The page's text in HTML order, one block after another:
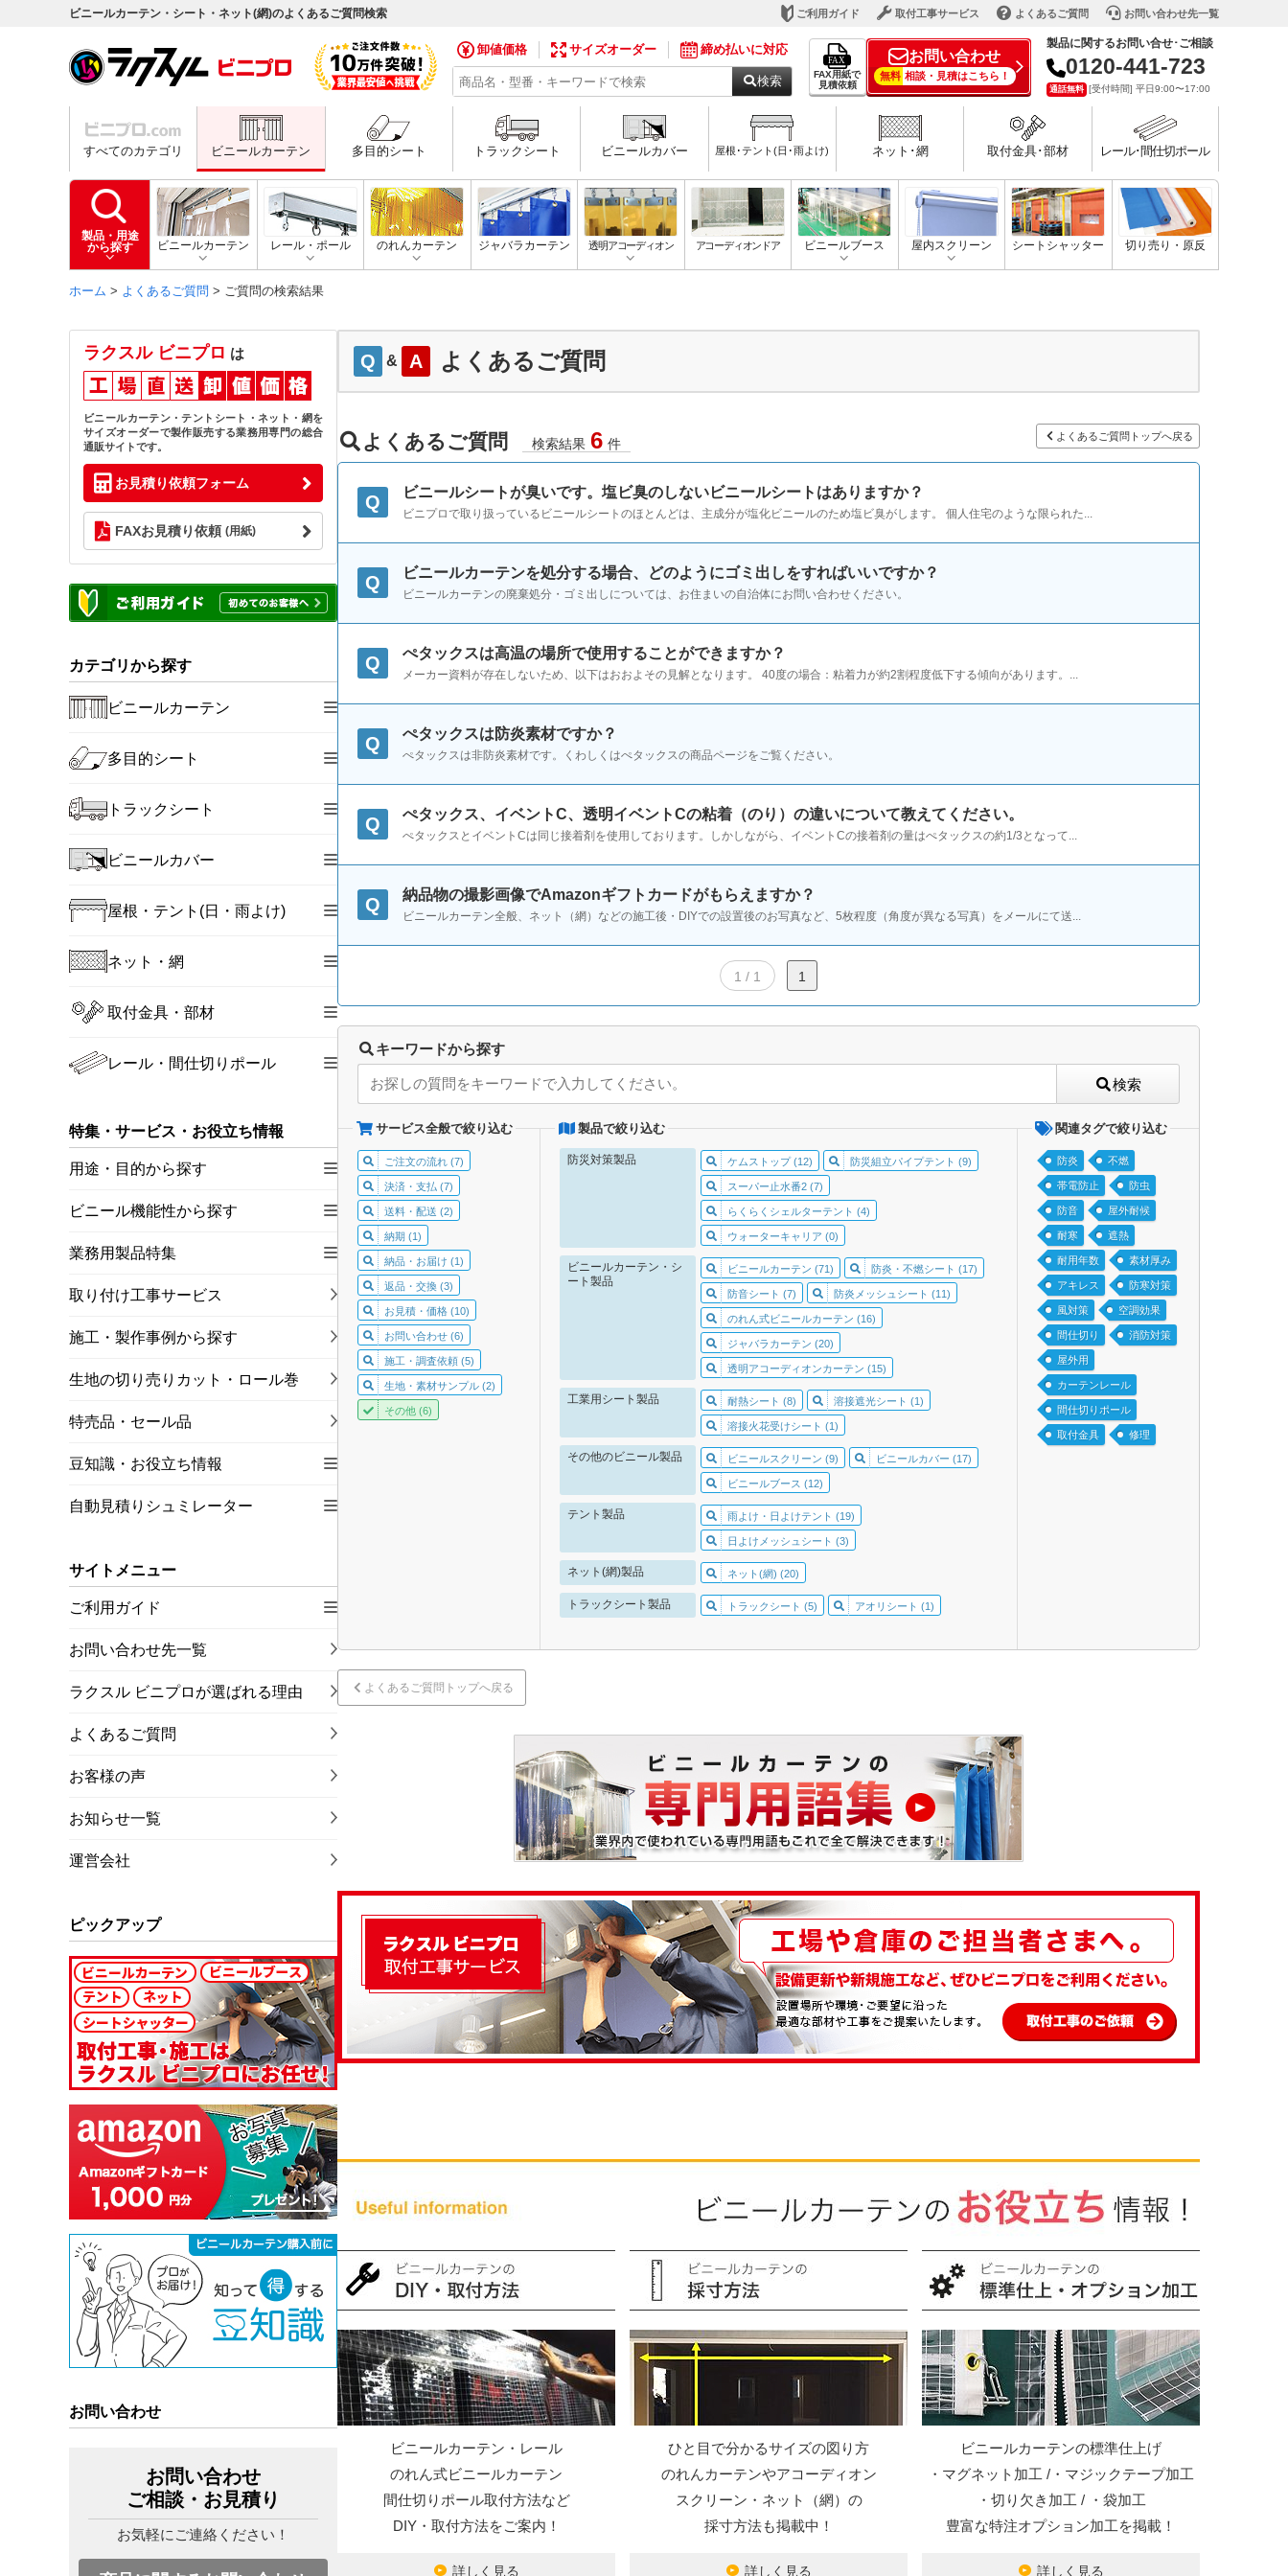
ビニールカーテン・シート・ネット(網)のよくあるご質問検索 ご利用ガイド 取付工事サービス よくあるご質問 お問い合わせ先一覧
卸値価格 サイズオーダー 締め払いに対応
検索
FAX用紙で
見積依頼
お問い合わせ
無料 相談・見積はこちら！
製品に関するお問い合せ･ご相談
0120-441-723
通話無料 [受付時間] 平日9:00〜17:00
すべてのカテゴリ ビニールカーテン 多目的シート トラックシート ビニールカバー 屋根･テント(日･雨よけ) ネット･網 取付金具･部材 レール･間仕切ポール
製品・用途
から探す
ビニールカーテン レール・ポール のれんカーテン ジャバラカーテン 透明アコーディオン アコーディオンドア ビニールブース 屋内スクリーン シートシャッター 切り売り・原反
ホーム > よくあるご質問 > ご質問の検索結果
Q & A よくあるご質問
よくあるご質問 検索結果 6 件
よくあるご質問トップへ戻る
Q ビニールシートが臭いです。塩ビ臭のしないビニールシートはありますか？
ビニプロで取り扱っているビニールシートのほとんどは、主成分が塩化ビニールのため塩ビ臭がします。 個人住宅のような限られた...
Q ビニールカーテンを処分する場合、どのようにゴミ出しをすればいいですか？
ビニールカーテンの廃棄処分・ゴミ出しについては、お住まいの自治体にお問い合わせください。
Q ぺタックスは高温の場所で使用することができますか？
メーカー資料が存在しないため、以下はおおよその見解となります。 40度の場合：粘着力が約2割程度低下する傾向があります。...
Q ぺタックスは防炎素材ですか？
ぺタックスは非防炎素材です。くわしくはぺタックスの商品ページをご覧ください。
Q ぺタックス、イベントC、透明イベントCの粘着（のり）の違いについて教えてください。
ぺタックスとイベントCは同じ接着剤を使用しております。しかしながら、イベントCの接着剤の量はぺタックスの約1/3となって...
Q 納品物の撮影画像でAmazonギフトカードがもらえますか？
ビニールカーテン全般、ネット（網）などの施工後・DIYでの設置後のお写真など、5枚程度（角度が異なる写真）をメールにて送...
1 / 1 1
キーワードから探す
検索
サービス全般で絞り込む
ご注文の流れ (7)
決済・支払 (7)
送料・配送 (2)
納期 (1)
納品・お届け (1)
返品・交換 (3)
お見積・価格 (10)
お問い合わせ (6)
施工・調査依頼 (5)
生地・素材サンプル (2)
その他 (6)
製品で絞り込む
防災対策製品 ケムストップ (12) 防災組立パイプテント (9)
スーパー止水番2 (7)
らくらくシェルターテント (4)
ウォーターキャリア (0)
ビニールカーテン・シ
ート製品
ビニールカーテン (71) 防炎・不燃シート (17)
防音シート (7) 防炎メッシュシート (11)
のれん式ビニールカーテン (16)
ジャバラカーテン (20)
透明アコーディオンカーテン (15)
工業用シート製品 耐熱シート (8) 溶接遮光シート (1)
溶接火花受けシート (1)
その他のビニール製品 ビニールスクリーン (9) ビニールカバー (17)
ビニールブース (12)
テント製品 雨よけ・日よけテント (19)
日よけメッシュシート (3)
ネット(網)製品 ネット(網) (20)
トラックシート製品 トラックシート (5) アオリシート (1)
関連タグで絞り込む
防炎 不燃
帯電防止 防虫
防音 屋外耐候
耐寒 遮熱
耐用年数 素材厚み
アキレス 防寒対策
風対策 空調効果
間仕切り 消防対策
屋外用
カーテンレール
間仕切りポール
取付金具 修理
よくあるご質問トップへ戻る
ビニールカーテン・レール
のれん式ビニールカーテン
間仕切りポール取付方法など
DIY・取付方法をご案内！
詳しく見る
ひと目で分かるサイズの図り方
のれんカーテンやアコーディオン
スクリーン・ネット（網）の
採寸方法も掲載中！
詳しく見る
ビニールカーテンの標準仕上げ
・マグネット加工 /・マジックテープ加工
・切り欠き加工 / ・袋加工
豊富な特注オプション加工を掲載！
詳しく見る
ラクスル ビニプロ は
ビニールカーテン・テントシート・ネット・網を
サイズオーダーで製作販売する業務用専門の総合
通販サイトです。
お見積り依頼フォーム
FAXお見積り依頼 (用紙)
カテゴリから探す
ビニールカーテン
多目的シート
トラックシート
ビニールカバー
屋根・テント(日・雨よけ)
ネット・網
取付金具・部材
レール・間仕切りポール
特集・サービス・お役立ち情報
用途・目的から探す
ビニール機能性から探す
業務用製品特集
取り付け工事サービス
施工・製作事例から探す
生地の切り売りカット・ロール巻
特売品・セール品
豆知識・お役立ち情報
自動見積りシュミレーター
サイトメニュー
ご利用ガイド
お問い合わせ先一覧
ラクスル ビニプロが選ばれる理由
よくあるご質問
お客様の声
お知らせ一覧
運営会社
ピックアップ
お問い合わせ
お問い合わせ
ご相談・お見積り
お気軽にご連絡ください！